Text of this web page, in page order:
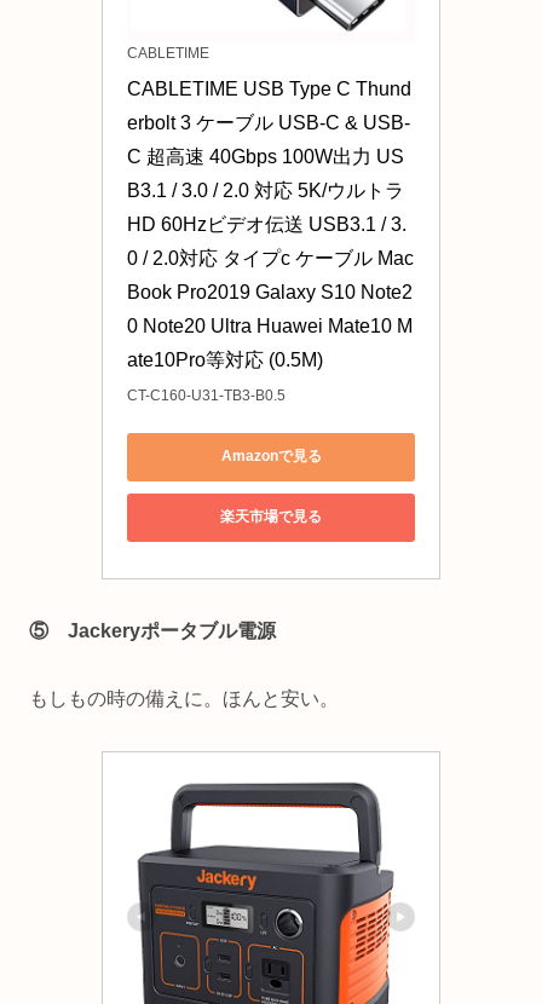
CABLETIME
CABLETIME USB Type C Thund
erbolt 3 ケーブル USB-C & USB-
C 超高速 40Gbps 100W出力 US
B3.1 / 3.0 / 2.0 対応 5K/ウルトラ
HD 60Hzビデオ伝送 USB3.1 / 3.
0 / 2.0対応 タイプc ケーブル Mac
Book Pro2019 Galaxy S10 Note2
0 Note20 Ultra Huawei Mate10 M
ate10Pro等対応 (0.5M)
CT-C160-U31-TB3-B0.5
Amazonで見る
楽天市場で見る
⑤ Jackeryポータブル電源
もしもの時の備えに。ほんと安い。